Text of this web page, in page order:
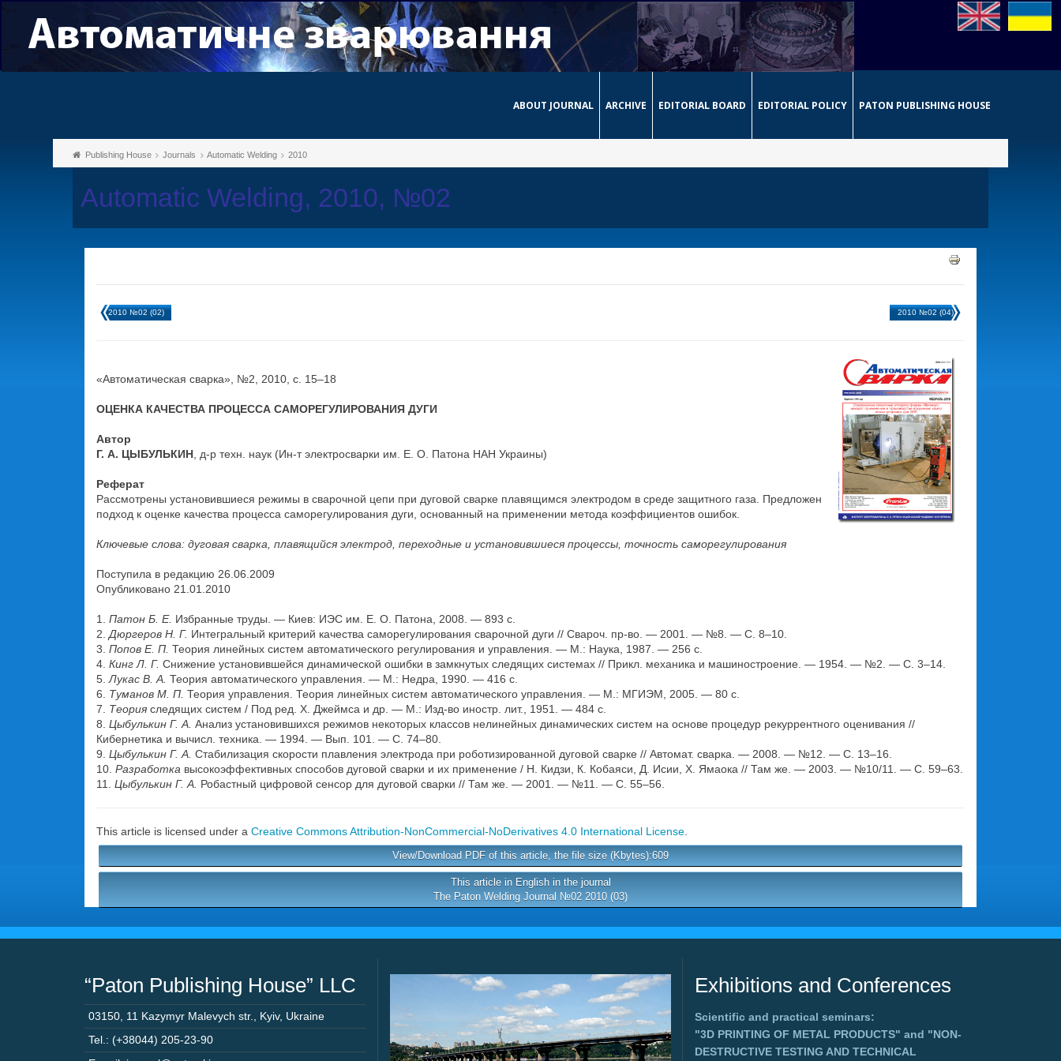
ABOUT JOURNAL ARCHIVE EDITORIAL BOARD EDITORIAL POLICY PATON PUBLISHING HOUSE
Publishing House Journals Automatic Welding 2010
Automatic Welding, 2010, №02
2010 №02 (02) 2010 №02 (04)
«Автоматическая сварка», №2, 2010, с. 15–18
ОЦЕНКА КАЧЕСТВА ПРОЦЕССА САМОРЕГУЛИРОВАНИЯ ДУГИ
Автор
Г. А. ЦЫБУЛЬКИН , д-р техн. наук (Ин-т электросварки им. Е. О. Патона НАН Украины)
Реферат
Рассмотрены установившиеся режимы в сварочной цепи при дуговой сварке плавящимся электродом в среде защитного газа. Предложен
подход к оценке качества процесса саморегулирования дуги, основанный на применении метода коэффициентов ошибок.
Ключевые слова: дуговая сварка, плавящийся электрод, переходные и установившиеся процессы, точность саморегулирования
Поступила в редакцию 26.06.2009
Опубликовано 21.01.2010
1. Патон Б. Е. Избранные труды. — Киев: ИЭС им. Е. О. Патона, 2008. — 893 с.
2. Дюргеров Н. Г. Интегральный критерий качества саморегулирования сварочной дуги // Свароч. пр-во. — 2001. — №8. — С. 8–10.
3. Попов Е. П. Теория линейных систем автоматического регулирования и управления. — М.: Наука, 1987. — 256 с.
4. Кинг Л. Г. Снижение установившейся динамической ошибки в замкнутых следящих системах // Прикл. механика и машиностроение. — 1954. — №2. — С. 3–14.
5. Лукас В. А. Теория автоматического управления. — М.: Недра, 1990. — 416 с.
6. Туманов М. П. Теория управления. Теория линейных систем автоматического управления. — М.: МГИЭМ, 2005. — 80 с.
7. Теория следящих систем / Под ред. Х. Джеймса и др. — М.: Изд-во иностр. лит., 1951. — 484 с.
8. Цыбулькин Г. А. Анализ установившихся режимов некоторых классов нелинейных динамических систем на основе процедур рекуррентного оценивания //
Кибернетика и вычисл. техника. — 1994. — Вып. 101. — С. 74–80.
9. Цыбулькин Г. А. Стабилизация скорости плавления электрода при роботизированной дуговой сварке // Автомат. сварка. — 2008. — №12. — С. 13–16.
10. Разработка высокоэффективных способов дуговой сварки и их применение / Н. Кидзи, К. Кобаяси, Д. Исии, Х. Ямаока // Там же. — 2003. — №10/11. — С. 59–63.
11. Цыбулькин Г. А. Робастный цифровой сенсор для дуговой сварки // Там же. — 2001. — №11. — С. 55–56.
This article is licensed under a Creative Commons Attribution-NonCommercial-NoDerivatives 4.0 International License
View/Download PDF of this article, the file size (Kbytes):609
This article in English in the journal
The Paton Welding Journal №02 2010 (03)
“Paton Publishing House” LLC
03150 11 Kazymyr Malevych str. Kyiv, Ukraine
Tel.: (+38044) 205-23-90
Exhibitions and Conferences
Scientific and practical seminars:
"3D PRINTING OF METAL PRODUCTS" and "NON-
DESTRUCTIVE TESTING AND TECHNICAL